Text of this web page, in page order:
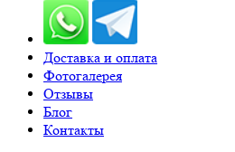
Доставка и оплата
Фотогалерея
Отзывы
Блог
Контакты